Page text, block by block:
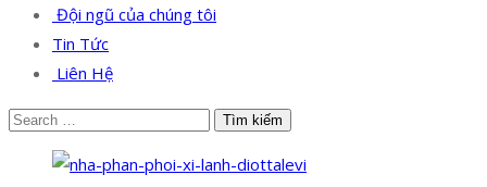
Đội ngũ của chúng tôi
Tin Tức
Liên Hệ